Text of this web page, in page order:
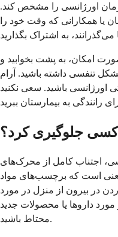
اورژانسی را مشخص کند.
یا همکارانی که وقت خود را
امکان، به پشت بخوابید و
مشکل تنفسی داشته باشید. آرام
باشید. سعی نکنید
جلوگیری کرد؟
اجتناب کامل از محرک‌های
است که برچسب‌های مواد
در بیرون از منزل در مورد
داروها یا محصولات جدید
محتاط باشید.